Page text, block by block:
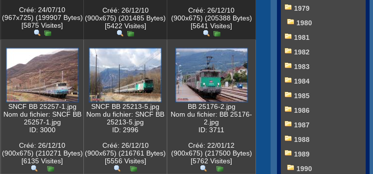
Créé: 24/07/10
(967x725) (199907 Bytes)
[5875 Visites]
Créé: 26/12/10
(900x675) (201485 Bytes)
[5422 Visites]
Créé: 26/12/10
(900x675) (205388 Bytes)
[5641 Visites]
SNCF BB 25257-1.jpg
Nom du fichier: SNCF BB
25257-1.jpg
ID: 3000
Créé: 26/12/10
(900x675) (210271 Bytes)
[6135 Visites]
SNCF BB 25213-5.jpg
Nom du fichier: SNCF BB
25213-5.jpg
ID: 2996
Créé: 26/12/10
(900x675) (216761 Bytes)
[5556 Visites]
BB 25176-2.jpg
Nom du fichier: BB 25176-
2.jpg
ID: 3711
Créé: 22/01/12
(900x675) (217500 Bytes)
[5762 Visites]
1979
1980
1981
1982
1983
1984
1985
1986
1987
1988
1989
1990